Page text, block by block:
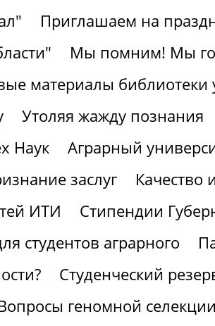
Приглашаем на
Мы помним! Мы
материалы библиотеки
Утоляя жажду познания
Наук
Аграрный
заслуг
Качество
ИТИ
Стипендии
студентов аграрного
Студенческий
геномной селекции